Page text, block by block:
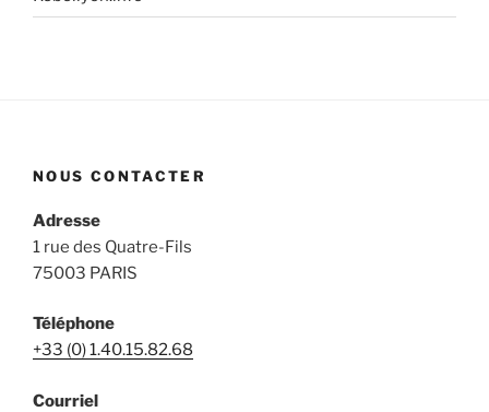
NOUS CONTACTER
Adresse
1 rue des Quatre-Fils
75003 PARIS
Téléphone
+33 (0) 1.40.15.82.68
Courriel